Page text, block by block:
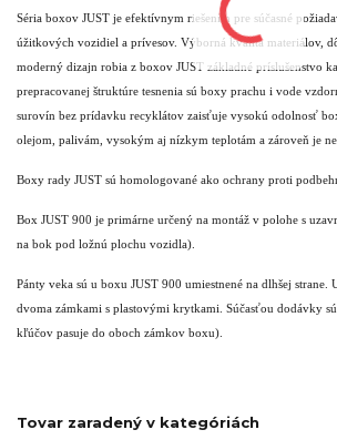
Séria boxov JUST je efektívnym riešením pre súčasné
úžitkových vozidiel a prívesov. Výborná kvalita materiálov,
moderný dizajn robia z boxov JUST základné príslušenstvo
prepracovanej štruktúre tesnenia sú boxy prachu i vode
surovín bez prídavku recyklátov zaisťuje vysokú odolnosť
olejom, palivám, vysokým aj nízkym teplotám a zároveň je
Boxy rady JUST sú homologované ako ochrany proti
Box JUST 900 je primárne určený na montáž v polohe s
na bok pod ložnú plochu vozidla).
Pánty veka sú u boxu JUST 900 umiestnené na dlhšej strane.
dvoma zámkami s plastovými krytkami. Súčasťou dodávky
kľúčov pasuje do oboch zámkov boxu).
Tovar zaradený v kategóriách